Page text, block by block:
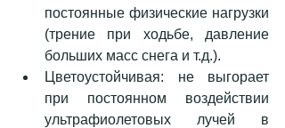
постоянные физические нагрузки
(трение при ходьбе, давление
больших масс снега и т.д.).
Цветоустойчивая: не выгорает
при постоянном воздействии
ультрафиолетовых лучей в